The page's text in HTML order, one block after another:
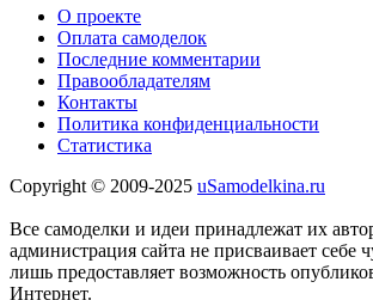
О проекте
Оплата самоделок
Последние комментарии
Правообладателям
Контакты
Политика конфиденциальности
Статистика
Copyright © 2009-2025 uSamodelkina.ru
Все самоделки и идеи принадлежат их
администрация сайта не присваивает себе
лишь предоставляет возможность
Интернет.